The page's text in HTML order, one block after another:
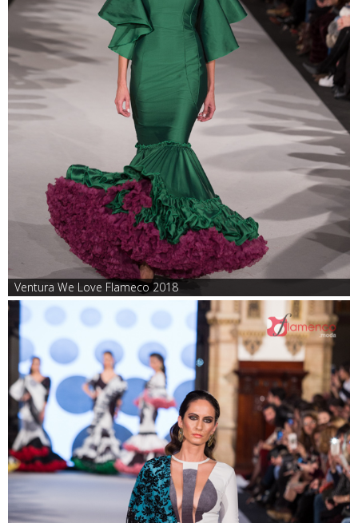
Ventura We Love Flameco 2018